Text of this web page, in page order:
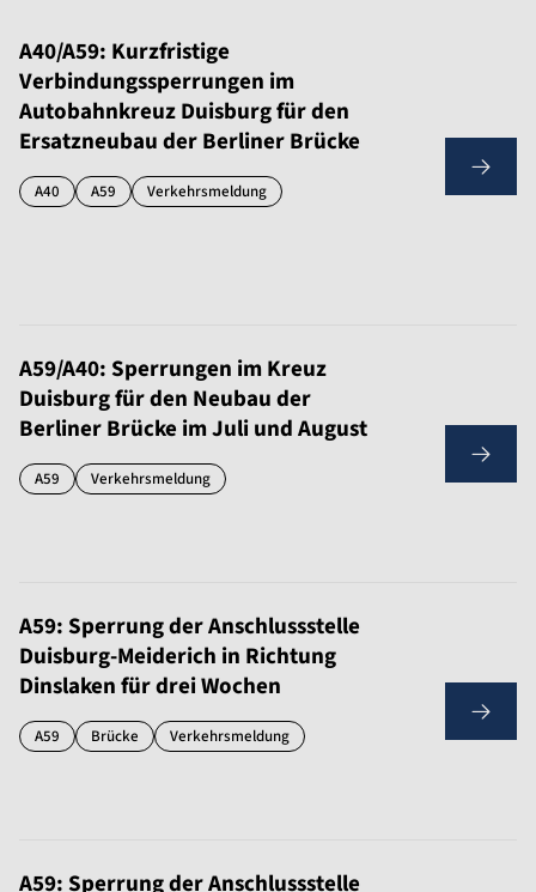
A40/A59: Kurzfristige
Verbindungssperrungen im
Autobahnkreuz Duisburg für den
Ersatzneubau der Berliner Brücke
A40 A59 Verkehrsmeldung
A59/A40: Sperrungen im Kreuz
Duisburg für den Neubau der
Berliner Brücke im Juli und August
A59 Verkehrsmeldung
A59: Sperrung der Anschlussstelle
Duisburg-Meiderich in Richtung
Dinslaken für drei Wochen
A59 Brücke Verkehrsmeldung
A59: Sperrung der Anschlussstelle